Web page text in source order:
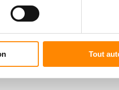
Tout